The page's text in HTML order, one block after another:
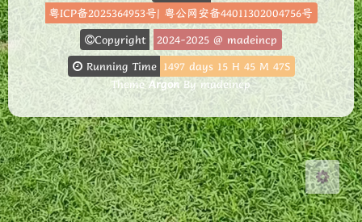
Sans Serif Serif
浅阴影 深阴影
关闭 日落 暗化 灰度
粤ICP备2025364953号| 粤公网安备44011302004756号
Copyright
2024-2025 @ madeincp
Running Time 1497days 15H 45M 47S
Theme ArgonBy madeincp